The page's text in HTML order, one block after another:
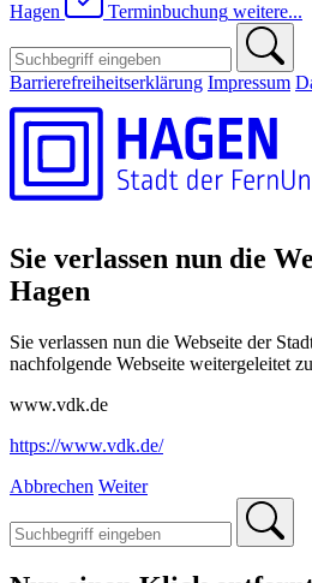
Hagen Terminbuchung weitere...
Barrierefreiheitserklärung Impressum
Sie verlassen nun die
Hagen
Sie verlassen nun die Webseite der
nachfolgende Webseite weitergeleitet
www.vdk.de
https://www.vdk.de/
Abbrechen Weiter